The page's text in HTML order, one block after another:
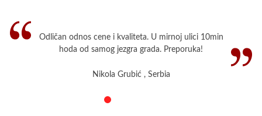
4300
RSD
Odličan odnos cene i kvaliteta. U mirnoj ulici 10min
hoda od samog jezgra grada. Preporuka!
Nikola Grubić , Serbia